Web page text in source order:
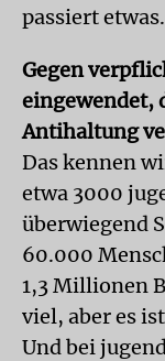
passiert etwas.
Gegen
eingewendet,
Antihaltung
Das kennen
etwa 3000
überwiegend
60.000
1,3 Millionen
viel, aber es
Und bei